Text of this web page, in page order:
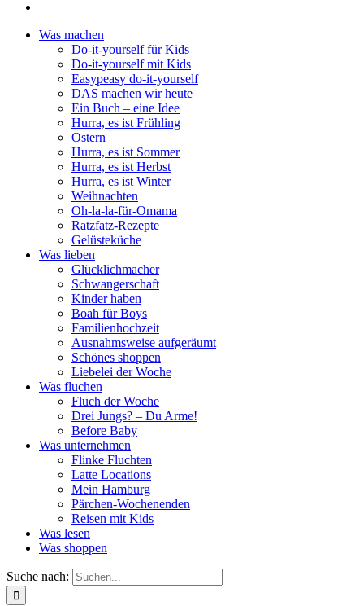
Was machen
Do-it-yourself für Kids
Do-it-yourself mit Kids
Easypeasy do-it-yourself
DAS machen wir heute
Ein Buch – eine Idee
Hurra, es ist Frühling
Ostern
Hurra, es ist Sommer
Hurra, es ist Herbst
Hurra, es ist Winter
Weihnachten
Oh-la-la-für-Omama
Ratzfatz-Rezepte
Gelüsteküche
Was lieben
Glücklichmacher
Schwangerschaft
Kinder haben
Boah für Boys
Familienhochzeit
Ausnahmsweise aufgeräumt
Schönes shoppen
Liebelei der Woche
Was fluchen
Fluch der Woche
Drei Jungs? – Du Arme!
Before Baby
Was unternehmen
Flinke Fluchten
Latte Locations
Mein Hamburg
Pärchen-Wochenenden
Reisen mit Kids
Was lesen
Was shoppen
Suche nach: